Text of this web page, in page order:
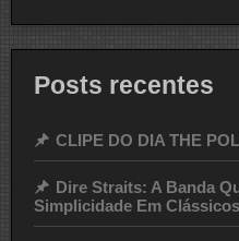
Posts recentes
CLIPE DO DIA THE
Dire Straits: A Banda
Simplicidade Em Clássicos